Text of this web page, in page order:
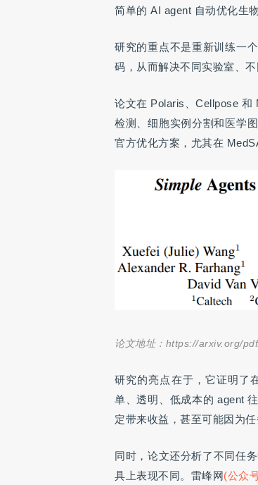
简单的 AI agent 自动优化生
研究的重点不是重新训练一
码，从而解决不同实验室、
论文在 Polaris、Cellpose 和
检测、细胞实例分割和医学
官方优化方案，尤其在
论文地址：https://arxiv.org/
研究的亮点在于，它证明了
单、透明、低成本的 agent
定带来收益，甚至可能因为
同时，论文还分析了不同任
具上表现不同。雷峰网(公众